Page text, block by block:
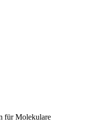
für Molekulare